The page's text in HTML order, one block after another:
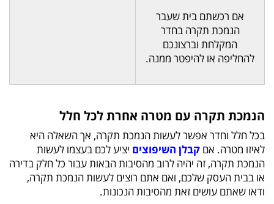
אם רכשתם בית שעבר
הנמכת תקרה בחדר
המקלחת וברצונכם
להחליפה או להיפטר ממנה.
הנמכת תקרה עם מטרה אחרת לכל חלל
בכל חלל וחדר אפשר לעשות הנמכת תקרה, אך השאלה היא
לאיזו מטרה. אם קבלן השיפוצים יציע לכם בעצמו לעשות
הנמכת תקרה, זה יהיה לרוב מהסיבות הבאות עבור כל חלק בדירה
או בבית העסק שלכם, ואם אתם רוצים לעשות הנמכת תקרה,
ודאו שאתם עושים זאת מהסיבות הנכונות.